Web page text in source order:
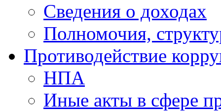
Сведения о доходах
Полномочия,
Противодействие
НПА
Иные акты в сфере